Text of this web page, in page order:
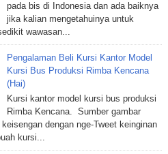
pada bis di Indonesia dan ada baiknya
jika kalian mengetahuinya untuk
wawasan...
Pengalaman Beli Kursi Kantor Model
Kursi Bus Produksi Rimba Kencana
(Hai)
Kursi kantor model kursi bus produksi
Rimba Kencana. Sumber gambar
keisengan dengan nge-Tweet keinginan
kursi...